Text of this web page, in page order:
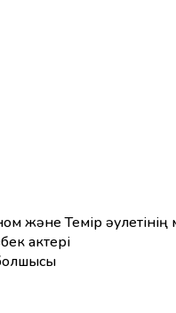
және Темір әулетінің
актері